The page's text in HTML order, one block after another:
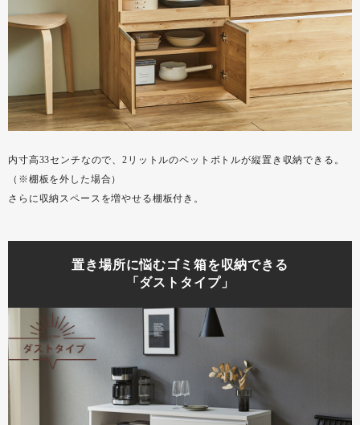
内寸高33センチなので、2リットルのペットボトルが縦置き収納できる。
（※棚板を外した場合）
さらに収納スペースを増やせる棚板付き。
置き場所に悩むゴミ箱を収納できる
「ダストタイプ」